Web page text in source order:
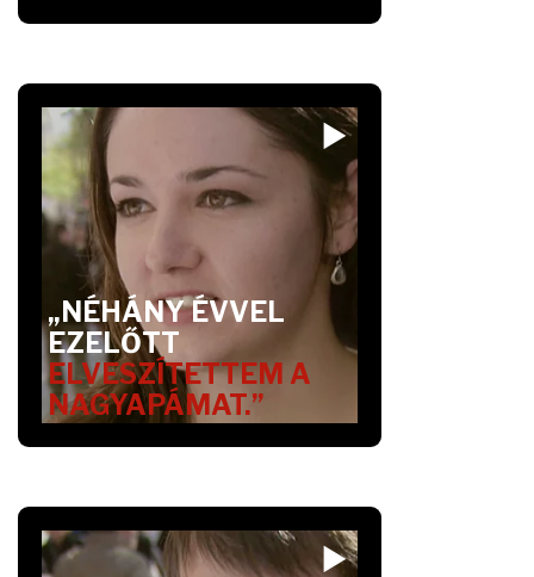
„NÉHÁNY ÉVVEL
EZELŐTT
ELVESZÍTETTEM A
NAGYAPÁMAT.”